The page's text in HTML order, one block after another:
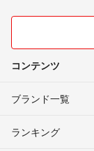
コンテンツ
ブランド一覧
ランキング